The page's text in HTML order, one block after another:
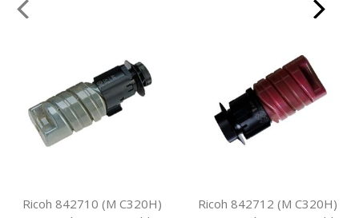
Ricoh 842710 (M C320H)
Ricoh 842712 (M C320H)